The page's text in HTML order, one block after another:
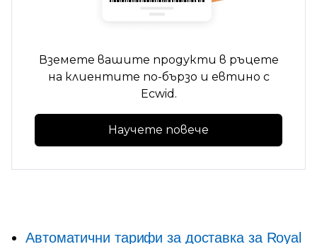
Вземете вашите продукти в ръцете
на клиентите по-бързо и евтино с
Ecwid.
Научете повече
Автоматични тарифи за доставка за Royal